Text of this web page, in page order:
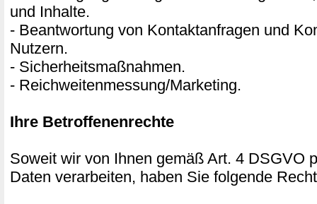
und Inhalte.
- Beantwortung von Kontaktanfragen und
Nutzern.
- Sicherheitsmaßnahmen.
- Reichweitenmessung/Marketing.
Ihre Betroffenenrechte
Soweit wir von Ihnen gemäß Art. 4 DSGVO
Daten verarbeiten, haben Sie folgende